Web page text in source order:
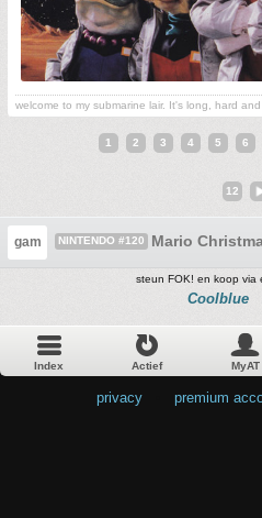
welcome to my submarine lair. It's long, hard
1 2 3 4 5 6
12
gam NINTENDO #120 Mario
steun FOK! en koop via
Coolblue
Index Actief MyAT
privacy premium